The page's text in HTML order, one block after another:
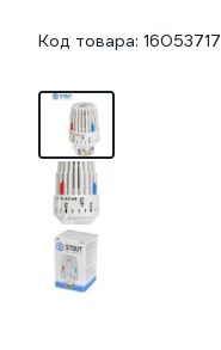
Код товара: 16053717